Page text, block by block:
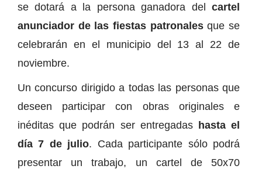
se dotará a la persona ganadora del cartel
anunciador de las fiestas patronalesque se
celebrarán en el municipio del 13 al 22 de
noviembre.
Un concurso dirigido a todas las personas que
deseen participar con obras originales e
inéditas que podrán ser entregadashasta el
día 7 de julio. Cada participante sólo podrá
presentar un trabajo, un cartel de 50x70